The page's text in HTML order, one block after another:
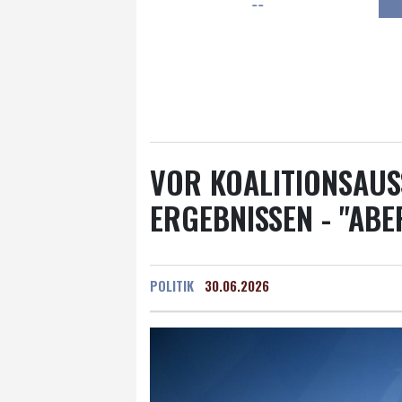
Frankfurt am Main
--
VOR
ERGEBNISSEN -
POLITIK 30.06.2026